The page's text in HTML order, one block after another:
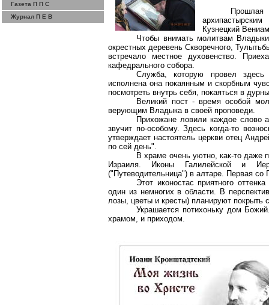
Газета П П С
Журнал П Е В
Кузнецкий
Чтобы внимать молитвам
окрестных деревень Скворечного,
встречало местное духовенство.
кафедрального собора.
Служба, которую провел здесь
исполнена она покаянным и скорбным
посмотреть внутрь себя, покаяться в
Великий пост - время особой
верующим Владыка в своей проповеди.
Прихожане ловили каждое слово
звучит по-особому. Здесь когда-то
утверждает настоятель церкви отец
по сей день".
В храме очень уютно, как-то даже
Израиля. Иконы Галилейской и
("Путеводительница") в алтаре. Первая со
Этот иконостас приятного
один из немногих в области. В
лозы, цветы и кресты) планируют покрыть
Украшается потихоньку дом
храмом, и приходом.